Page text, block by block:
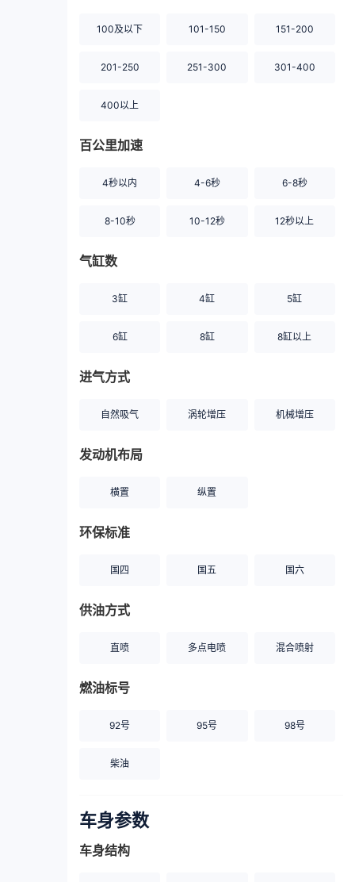
100及以下 101-150 151-200
201-250 251-300 301-400
400以上
百公里加速
4秒以内 4-6秒 6-8秒
8-10秒 10-12秒 12秒以上
气缸数
3缸 4缸 5缸
6缸 8缸 8缸以上
进气方式
自然吸气 涡轮增压 机械增压
发动机布局
横置 纵置
环保标准
国四 国五 国六
供油方式
直喷 多点电喷 混合喷射
燃油标号
92号 95号 98号
柴油
车身参数
车身结构